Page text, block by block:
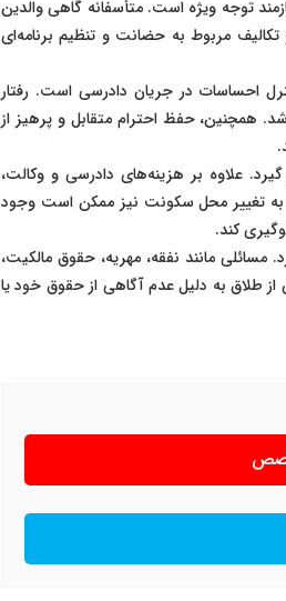
توجه ویژه است. متأسفانه گاهی والدین
مربوط به حضانت و تنظیم برنامه‌ای
احساسات در جریان دادرسی است. رفتار
همچنین، حفظ احترام متقابل و پرهیز از
علاوه بر هزینه‌های دادرسی و وکالت،
به تغییر محل سکونت نیز ممکن است وجود
کند.
مانند نفقه، مهریه، حقوق مالکیت،
طلاق به دلیل عدم آگاهی از حقوق خود یا